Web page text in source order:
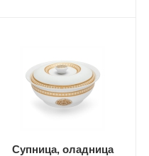
Супница, оладница